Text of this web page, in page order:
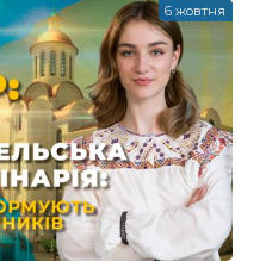
6 жовтня